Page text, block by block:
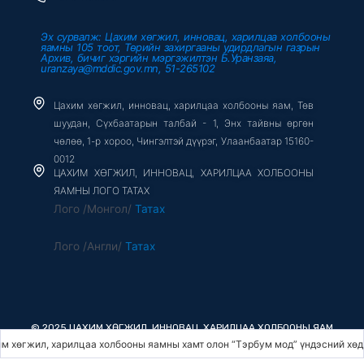
холбооны яамны хамт олон “Тэрбум мод” үндэсний хөдөлгөөнд
Эх сурвалж: Цахим хөгжил, инновац, харилцаа холбооны
яамны 105 тоот, Төрийн захиргааны удирдлагын газрын
Архив, бичиг хэргийн мэргэжилтэн Б.Уранзаяа,
uranzaya@mddic.gov.mn, 51-265102
Цахим хөгжил, инновац, харилцаа холбооны яам, Төв
шуудан, Сүхбаатарын талбай - 1, Энх тайвны өргөн
чөлөө, 1-р хороо, Чингэлтэй дүүрэг, Улаанбаатар 15160-
0012
ЦАХИМ ХӨГЖИЛ, ИННОВАЦ, ХАРИЛЦАА ХОЛБООНЫ
ЯАМНЫ ЛОГО ТАТАХ
Лого /Монгол/ Татах
Лого /Англи/ Татах
© 2025 ЦАХИМ ХӨГЖИЛ, ИННОВАЦ, ХАРИЛЦАА ХОЛБООНЫ ЯАМ